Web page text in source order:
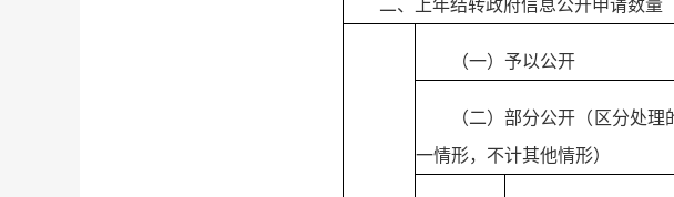
（一）予以公开
（二）部分公开（区分处
一情形，不计其他情形）